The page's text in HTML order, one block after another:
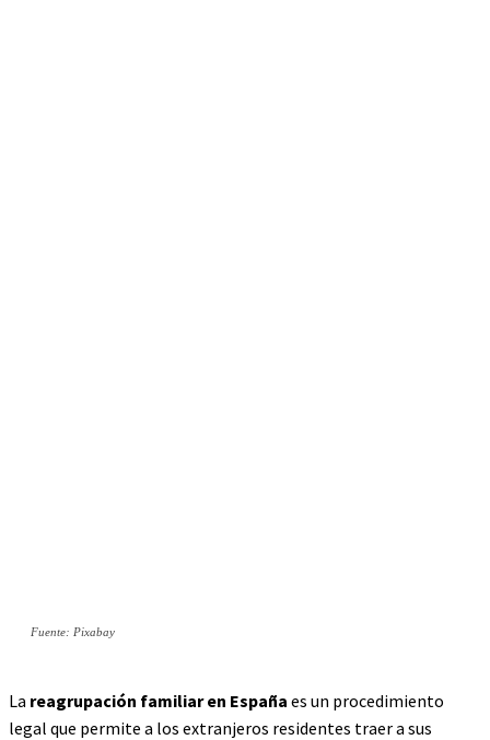
Fuente: Pixabay
La reagrupación familiar en España es un procedimiento
legal que permite a los extranjeros residentes traer a sus